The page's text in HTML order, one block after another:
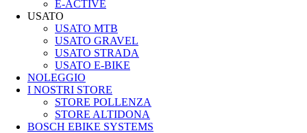
E-ACTIVE
USATO
USATO MTB
USATO GRAVEL
USATO STRADA
USATO E-BIKE
NOLEGGIO
I NOSTRI STORE
STORE POLLENZA
STORE ALTIDONA
BOSCH EBIKE SYSTEMS